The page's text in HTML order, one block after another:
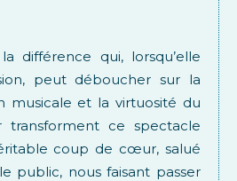
différence qui, lorsqu’elle
peut déboucher sur la
musicale et la virtuosité du
transforment ce spectacle
coup de cœur, salué
public, nous faisant passer